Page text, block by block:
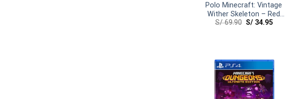
Polo Minecraft: Vintage
Wither Skeleton – Red
(Young Medium)
S/69.90 S/ 34.95